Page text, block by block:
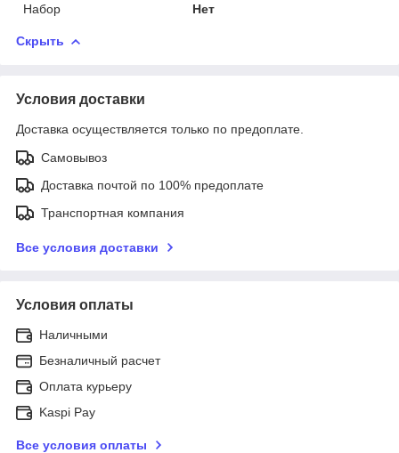
Набор
Нет
Скрыть
Условия доставки
Доставка осуществляется только по предоплате.
Самовывоз
Доставка почтой по 100% предоплате
Транспортная компания
Все условия доставки
Условия оплаты
Наличными
Безналичный расчет
Оплата курьеру
Kaspi Pay
Все условия оплаты